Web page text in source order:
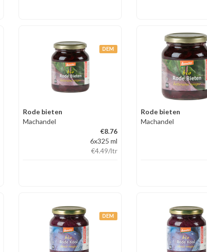
DEM
Rode bieten
Machandel
€8.76
6x325 ml
€4.49/ltr
Rode bieten
Machandel
DEM